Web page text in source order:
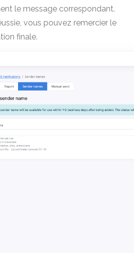
le message correspondant.
vous pouvez remercier le
finale.